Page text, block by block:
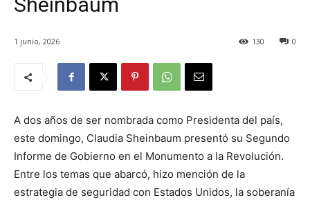
1 junio, 2026 0
130
A dos años de ser nombrada como Presidenta del país,
este domingo, Claudia Sheinbaum presentó su Segundo
Informe de Gobierno en el Monumento a la Revolución.
Entre los temas que abarcó, hizo mención de la
estrategia de seguridad con Estados Unidos, la soberanía